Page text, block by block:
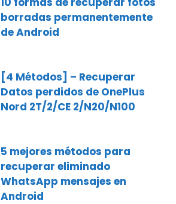
borradas permanentemente
de Android
[4 Métodos] – Recuperar
Datos perdidos de OnePlus
Nord 2T/2/CE 2/N20/N100
5 mejores métodos para
recuperar eliminado
WhatsApp mensajes en
Android